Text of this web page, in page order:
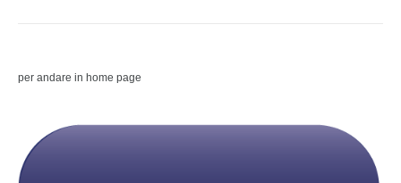
per andare in home page